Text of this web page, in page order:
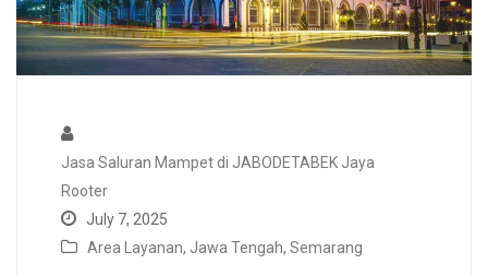
Jasa Saluran Mampet di JABODETABEK Jaya
Rooter
July 7, 2025
Area Layanan, Jawa Tengah, Semarang